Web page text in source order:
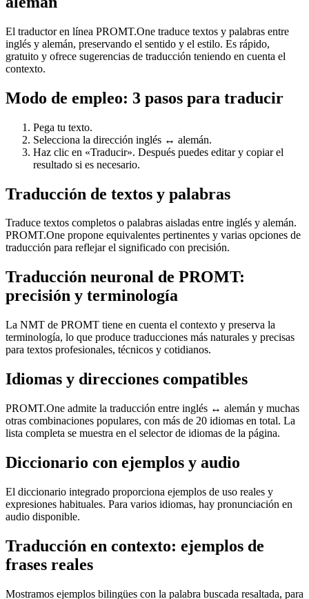
El traductor en línea PROMT.One traduce textos y palabras entre
inglés y alemán, preservando el sentido y el estilo. Es rápido,
gratuito y ofrece sugerencias de traducción teniendo en cuenta el
contexto.
Modo de empleo: 3 pasos para traducir
Pega tu texto.
Selecciona la dirección inglés ↔ alemán.
Haz clic en «Traducir». Después puedes editar y copiar el
resultado si es necesario.
Traducción de textos y palabras
Traduce textos completos o palabras aisladas entre inglés y alemán.
PROMT.One propone equivalentes pertinentes y varias opciones de
traducción para reflejar el significado con precisión.
Traducción neuronal de PROMT:
precisión y terminología
La NMT de PROMT tiene en cuenta el contexto y preserva la
terminología, lo que produce traducciones más naturales y precisas
para textos profesionales, técnicos y cotidianos.
Idiomas y direcciones compatibles
PROMT.One admite la traducción entre inglés ↔ alemán y muchas
otras combinaciones populares, con más de 20 idiomas en total. La
lista completa se muestra en el selector de idiomas de la página.
Diccionario con ejemplos y audio
El diccionario integrado proporciona ejemplos de uso reales y
expresiones habituales. Para varios idiomas, hay pronunciación en
audio disponible.
Traducción en contexto: ejemplos de
frases reales
Mostramos ejemplos bilingües con la palabra buscada resaltada, para